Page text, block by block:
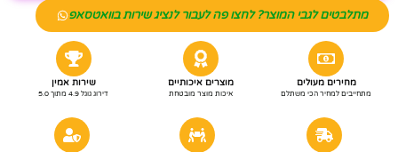
מתלבטים לגבי המוצר? לחצו פה לעבור לנציג שירות בוואטסאפ
מחירים מעולים
מתחייבים למחיר הכי משתלם
מוצרים איכותיים
איכות מוצר מובטחת
שירות אמין
דירוג גוגל 4.9 מתוך 5.0